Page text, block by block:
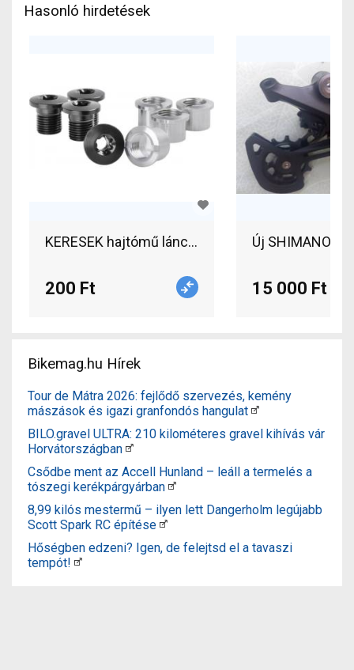
Hasonló hirdetések
KERESEK hajtómű lánckerék rögzítő csavart!!!
200 Ft
Új SHIMANO
15 000 Ft
Bikemag.hu Hírek
Tour de Mátra 2026: fejlődő szervezés, kemény
mászások és igazi granfondós hangulat
BILO.gravel ULTRA: 210 kilométeres gravel kihívás vár
Horvátországban
Csődbe ment az Accell Hunland – leáll a termelés a
tószegi kerékpárgyárban
8,99 kilós mestermű – ilyen lett Dangerholm legújabb
Scott Spark RC építése
Hőségben edzeni? Igen, de felejtsd el a tavaszi
tempót!